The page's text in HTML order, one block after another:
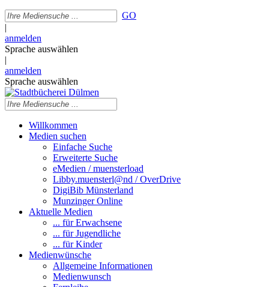
GO
|
anmelden
Sprache auswählen
|
anmelden
Sprache auswählen
Willkommen
Medien suchen
Einfache Suche
Erweiterte Suche
eMedien / muensterload
Libby.muensterl@nd / OverDrive
DigiBib Münsterland
Munzinger Online
Aktuelle Medien
... für Erwachsene
... für Jugendliche
... für Kinder
Medienwünsche
Allgemeine Informationen
Medienwunsch